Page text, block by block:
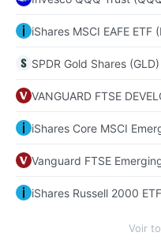
iShares MSCI EAFE ETF
SPDR Gold Shares (GLD)
VANGUARD FTSE
iShares Core MSCI
Vanguard FTSE
iShares Russell 2000
Voir